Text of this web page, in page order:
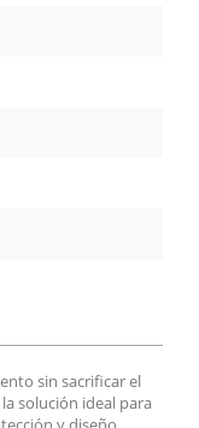
sin sacrificar el
solución ideal para